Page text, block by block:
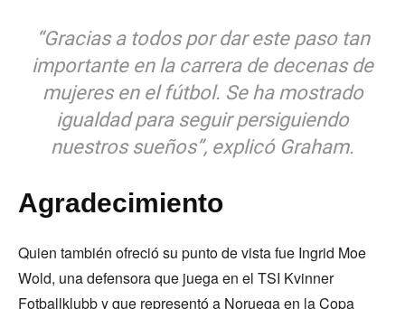
“Gracias a todos por dar este paso tan
importante en la carrera de decenas de
mujeres en el fútbol. Se ha mostrado
igualdad para seguir persiguiendo
nuestros sueños”, explicó Graham.
Agradecimiento
Quien también ofreció su punto de vista fue Ingrid Moe
Wold, una defensora que juega en el TSI Kvinner
Fotballklubb y que representó a Noruega en la Copa